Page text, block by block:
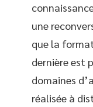
une
que la
dernière est
domaines
réalisée à